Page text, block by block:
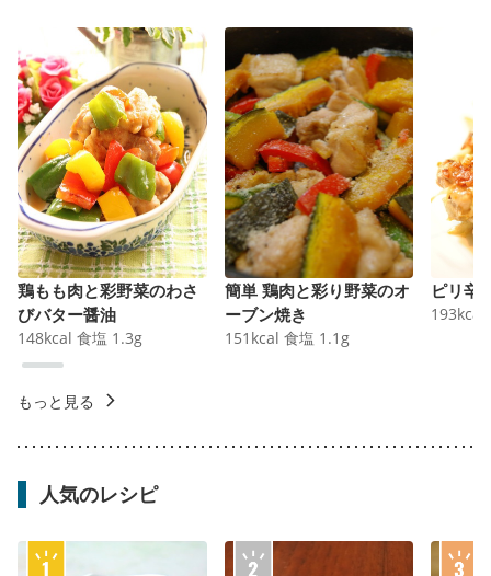
鶏もも肉と彩野菜のわさ
びバター醤油
148kcal 食塩 1.3g
簡単 鶏肉と彩り野菜のオ
ーブン焼き
151 kcal 食塩 1.1 g
ピリ辛
193kcal
もっと見る
人気のレシピ